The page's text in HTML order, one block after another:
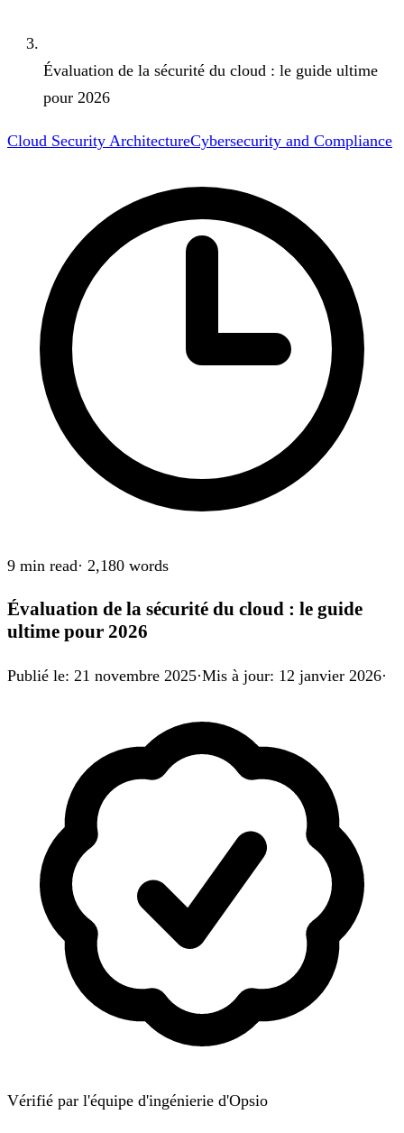
Évaluation de la sécurité du cloud : le guide ultime
pour 2026
Cloud Security ArchitectureCybersecurity and Compliance
9 min read· 2,180 words
Évaluation de la sécurité du cloud : le guide
ultime pour 2026
Publié le: 21 novembre 2025·Mis à jour: 12 janvier 2026·
Vérifié par l'équipe d'ingénierie d'Opsio